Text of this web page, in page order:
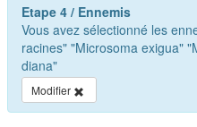
Etape 4 / Ennemis
Vous avez sélectionné les
racines" "Microsoma exigua"
diana"
Modifier